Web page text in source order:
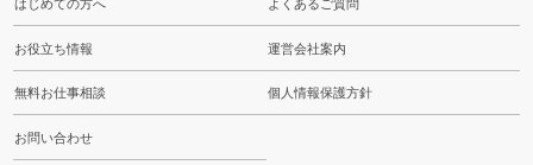
はじめての方へ よくあるご質問
お役立ち情報 運営会社案内
無料お仕事相談 個人情報保護方針
お問い合わせ